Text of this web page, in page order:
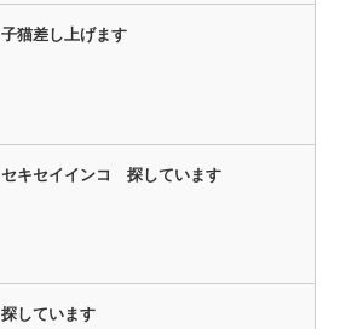
子猫差し上げます
セキセイインコ 探しています
探しています